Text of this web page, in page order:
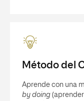
Método del
Aprende con una
by doing